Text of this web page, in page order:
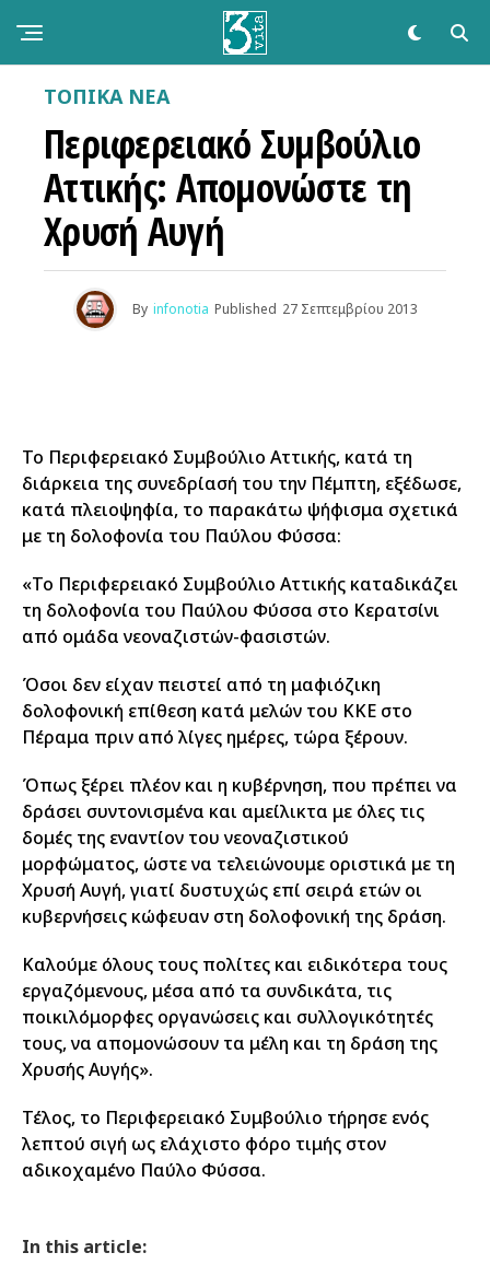
ΤΟΠΙΚΑ ΝΕΑ
Περιφερειακό Συμβούλιο
Αττικής: Απομονώστε τη
Χρυσή Αυγή
By infonotia Published 27 Σεπτεμβρίου 2013
Το Περιφερειακό Συμβούλιο Αττικής, κατά τη
διάρκεια της συνεδρίασή του την Πέμπτη, εξέδωσε,
κατά πλειοψηφία, το παρακάτω ψήφισμα σχετικά
με τη δολοφονία του Παύλου Φύσσα:
«Το Περιφερειακό Συμβούλιο Αττικής καταδικάζει
τη δολοφονία του Παύλου Φύσσα στο Κερατσίνι
από ομάδα νεοναζιστών-φασιστών.
Όσοι δεν είχαν πειστεί από τη μαφιόζικη
δολοφονική επίθεση κατά μελών του ΚΚΕ στο
Πέραμα πριν από λίγες ημέρες, τώρα ξέρουν.
Όπως ξέρει πλέον και η κυβέρνηση, που πρέπει να
δράσει συντονισμένα και αμείλικτα με όλες τις
δομές της εναντίον του νεοναζιστικού
μορφώματος, ώστε να τελειώνουμε οριστικά με τη
Χρυσή Αυγή, γιατί δυστυχώς επί σειρά ετών οι
κυβερνήσεις κώφευαν στη δολοφονική της δράση.
Καλούμε όλους τους πολίτες και ειδικότερα τους
εργαζόμενους, μέσα από τα συνδικάτα, τις
ποικιλόμορφες οργανώσεις και συλλογικότητές
τους, να απομονώσουν τα μέλη και τη δράση της
Χρυσής Αυγής».
Τέλος, το Περιφερειακό Συμβούλιο τήρησε ενός
λεπτού σιγή ως ελάχιστο φόρο τιμής στον
αδικοχαμένο Παύλο Φύσσα.
In this article: